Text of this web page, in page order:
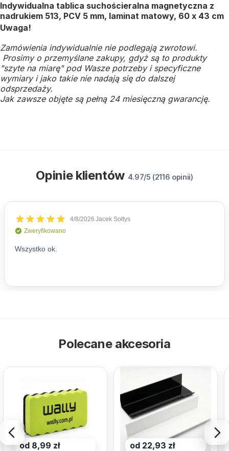
Indywidualna tablica suchościeralna magnetyczna z
nadrukiem 513, PCV 5 mm, laminat matowy, 60 x 43 cm
Uwaga!
Zamówienia indywidualnie nie podlegają zwrotowi.
Prosimy o przemyślane zakupy, gdyż są to produkty
"szyte na miarę" pod Wasze potrzeby i specyficzne
wymiary i jako takie nie nadają się do dalszej
odsprzedaży.
Jak zawsze objęte są pełną 24 miesięczną gwarancję.
Opinie klientów 4.97/5 (2116 opinii)
Polecane akcesoria
od 8,99 zł od 22,93 zł